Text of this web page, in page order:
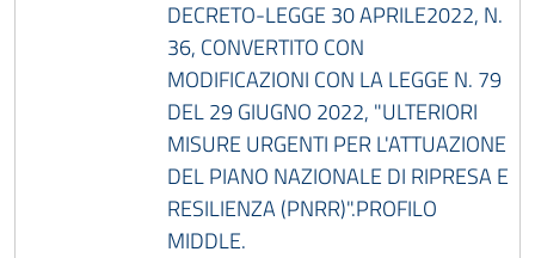
DECRETO-LEGGE 30 APRILE2022, N.
36, CONVERTITO CON
MODIFICAZIONI CON LA LEGGE N. 79
DEL 29 GIUGNO 2022, "ULTERIORI
MISURE URGENTI PER L'ATTUAZIONE
DEL PIANO NAZIONALE DI RIPRESA E
RESILIENZA (PNRR)".PROFILO
MIDDLE.